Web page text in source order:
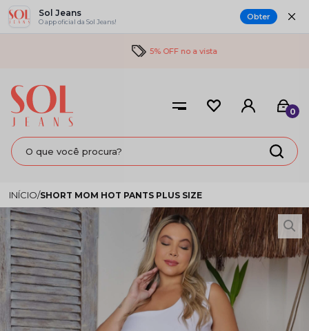
Sol Jeans
O app oficial da Sol Jeans! Obter
5% OFF no a vista
0
SHORT MOM HOT PANTS PLUS SIZE